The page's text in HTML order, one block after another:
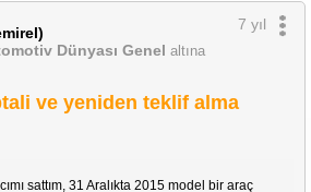
Dünyası Genel altına
7 yıl
ve yeniden teklif alma
sattım, 31 Aralıkta 2015 model bir araç